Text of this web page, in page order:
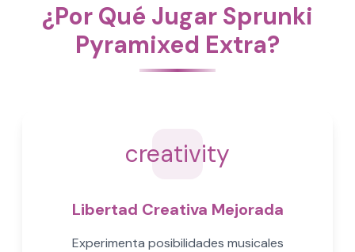
¿Por Qué Jugar Sprunki
Pyramixed Extra?
creativity
Libertad Creativa Mejorada
Experimenta posibilidades musicales